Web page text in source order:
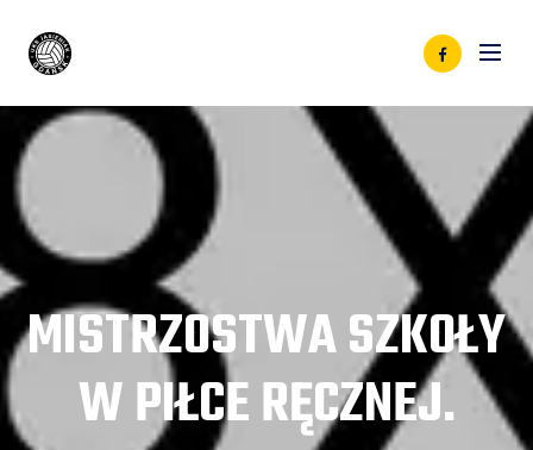
MISTRZOSTWA SZKOŁY
W PIŁCE RĘCZNEJ.